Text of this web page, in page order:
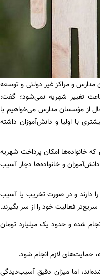
و مراکز غیر دولتی و توسعه
تغییر شهریه نمی‌شود؛ گفت:
از مؤسسان مدارس می‌خواهیم با
با اولیا و دانش‌آموزان داشته
خانواده‌ها امکان پرداخت شهریه
و خانواده‌ها دچار آسیب
دارند و در صورت تخریب یا آسیب
فعالیت خود را از سر بگیرند.
جنگ تحمیلی ۱۲ روزه نیز چنین حمایتی انجام شده و حدود یک میلیارد تومان
حمایت‌های لازم انجام شود.
حدود ۵۸ مدرسه در این حوزه مطرح شده‌اند، اما میزان دقیق آسیب‌دیدگی